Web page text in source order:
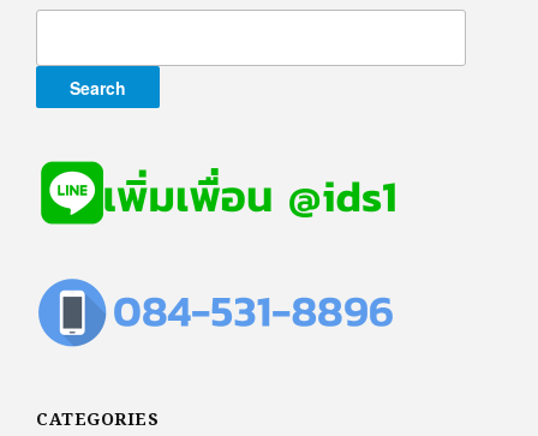
CATEGORIES